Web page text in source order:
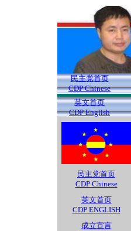
民主党首页
CDP Chinese
英文首页
CDP English
民主党首页
CDP Chinese
英文首页
CDP ENGLISH
成立宣言